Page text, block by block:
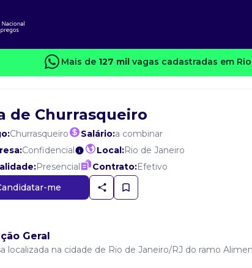
Mais de 127 milvagas cadastradas em
de Churrasqueiro
Churrasqueiro Salário:a combinar
Confidencial Local:Rio de Janeiro
Presencial Contrato:Efetivo
me
Geral
localizada na cidade de Rio de Janeiro/RJ do ramo